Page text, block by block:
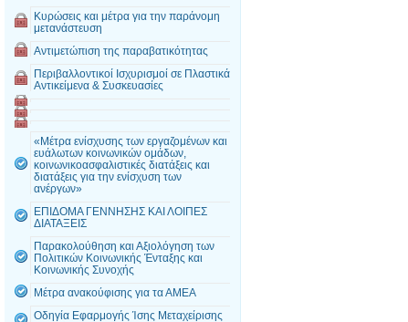
Κυρώσεις και μέτρα για την παράνομη
μετανάστευση
Αντιμετώπιση της παραβατικότητας
Περιβαλλοντικοί Ισχυρισμοί σε Πλαστικά
Αντικείμενα & Συσκευασίες
«Μέτρα ενίσχυσης των εργαζομένων και
ευάλωτων κοινωνικών ομάδων,
κοινωνικοασφαλιστικές διατάξεις και
διατάξεις για την ενίσχυση των
ανέργων»
ΕΠΙΔΟΜΑ ΓΕΝΝΗΣΗΣ ΚΑΙ ΛΟΙΠΕΣ
ΔΙΑΤΑΞΕΙΣ
Παρακολούθηση και Αξιολόγηση των
Πολιτικών Κοινωνικής Ένταξης και
Κοινωνικής Συνοχής
Μέτρα ανακούφισης για τα ΑΜΕΑ
Οδηγία Εφαρμογής Ίσης Μεταχείρισης